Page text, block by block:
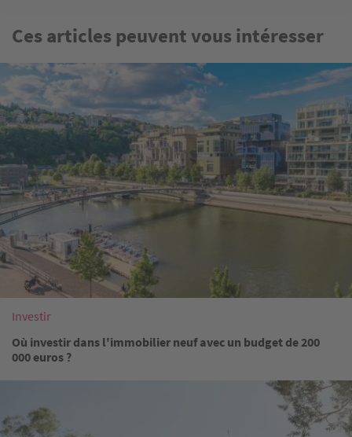
Ces articles peuvent vous intéresser
Image
Investir
Où investir dans l'immobilier neuf avec un budget de 200
000 euros ?